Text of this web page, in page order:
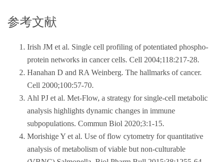
参考文献
Irish JM et al. Single cell profiling of potentiated phospho-
protein networks in cancer cells. Cell 2004;118:217-28.
Hanahan D and RA Weinberg. The hallmarks of cancer.
Cell 2000;100:57-70.
Ahl PJ et al. Met-Flow, a strategy for single-cell metabolic
analysis highlights dynamic changes in immune
subpopulations. Commun Biol 2020;3:1-15.
Morishige Y et al. Use of flow cytometry for quantitative
analysis of metabolism of viable but non-culturable